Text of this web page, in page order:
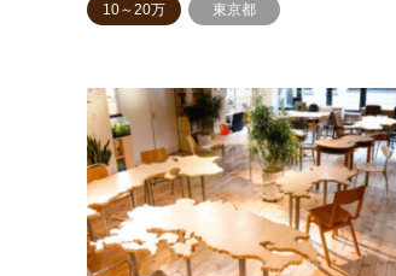
10～20万 東京都